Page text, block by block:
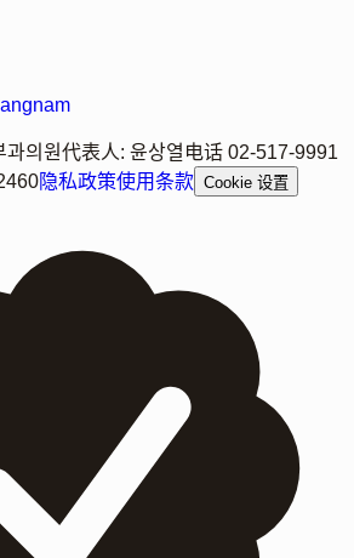
과의원代表人: 윤상열 电话 02-517-9991
隐私政策使用条款 Cookie 设置